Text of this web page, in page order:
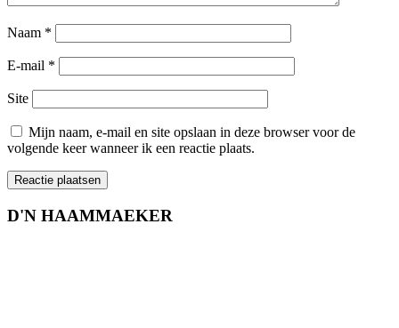
Naam *
E-mail *
Site
Mijn naam, e-mail en site opslaan in deze browser voor de
volgende keer wanneer ik een reactie plaats.
D'N HAAMMAEKER